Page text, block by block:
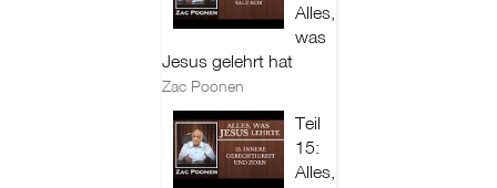
Alles,
was
Jesus gelehrt hat
Zac Poonen
Teil
15:
Alles,